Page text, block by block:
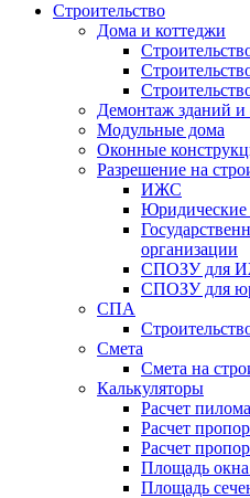
Строительство
Дома и коттеджи
Демонтаж зданий
Модульные дома
Оконные
Разрешение на
ИЖС
Юридические
организации
СПОЗУ для
СПОЗУ для
СПА
Смета
Смета на
Калькуляторы
Расчет
Расчет
Расчет
Площадь окна
Площадь